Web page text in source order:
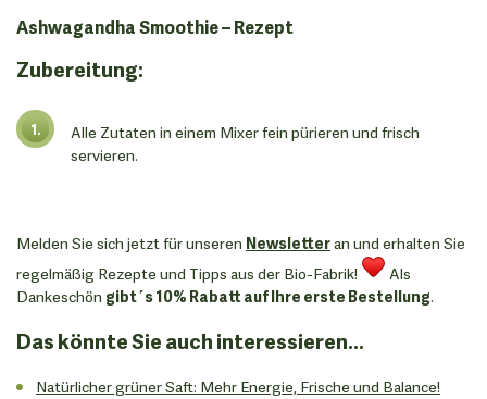
Ashwagandha Smoothie – Rezept
Zubereitung:
Alle Zutaten in einem Mixer fein pürieren und frisch
servieren.
Melden Sie sich jetzt für unseren Newsletteran und erhalten Sie
regelmäßig Rezepte und Tipps aus der Bio-Fabrik!
​​​​​​​ Als
Dankeschön gibt´s 10% Rabatt auf Ihre erste Bestellung.
Das könnte Sie auch interessieren...
Natürlicher grüner Saft: Mehr Energie, Frische und Balance!